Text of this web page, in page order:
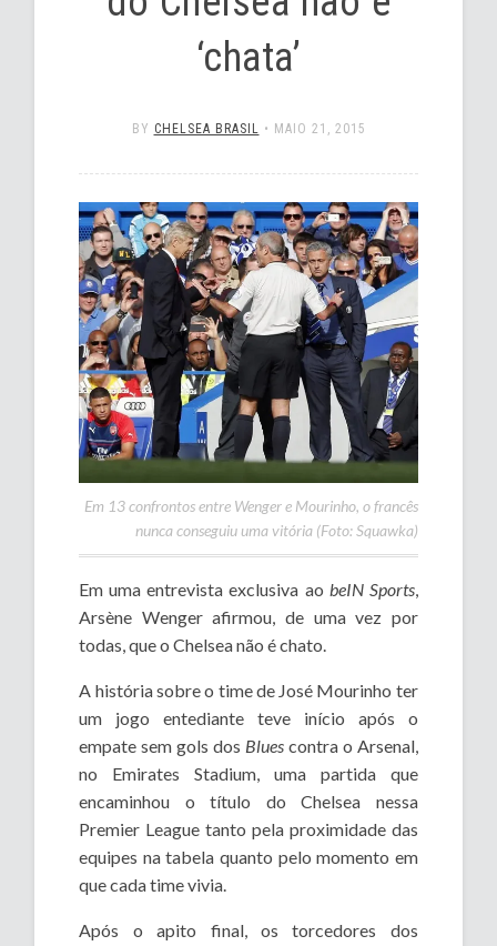
‘chata’
BY CHELSEA BRASIL • MAIO 21, 2015
Em 13 confrontos entre Wenger e Mourinho, o francês
nunca conseguiu uma vitória (Foto: Squawka)
Em uma entrevista exclusiva ao beIN Sports,
Arsène Wenger afirmou, de uma vez por
todas, que o Chelsea não é chato.
A história sobre o time de José Mourinho ter
um jogo entediante teve início após o
empate sem gols dos Bluescontra o Arsenal,
no Emirates Stadium, uma partida que
encaminhou o título do Chelsea nessa
Premier League tanto pela proximidade das
equipes na tabela quanto pelo momento em
que cada time vivia.
Após o apito final, os torcedores dos